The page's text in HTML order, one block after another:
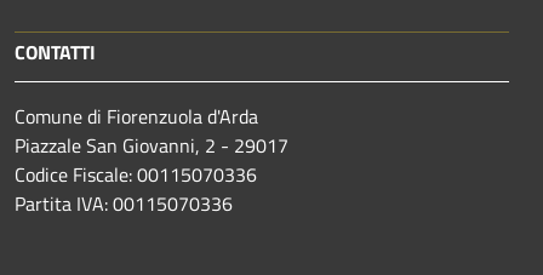
CONTATTI
Comune di Fiorenzuola d'Arda
Piazzale San Giovanni, 2 - 29017
Codice Fiscale: 00115070336
Partita IVA: 00115070336